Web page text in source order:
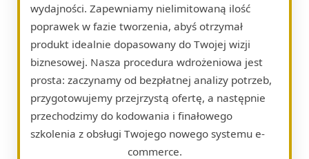
wydajności. Zapewniamy nielimitowaną ilość
poprawek w fazie tworzenia, abyś otrzymał
produkt idealnie dopasowany do Twojej wizji
biznesowej. Nasza procedura wdrożeniowa jest
prosta: zaczynamy od bezpłatnej analizy potrzeb,
przygotowujemy przejrzystą ofertę, a następnie
przechodzimy do kodowania i finałowego
szkolenia z obsługi Twojego nowego systemu e-
commerce.